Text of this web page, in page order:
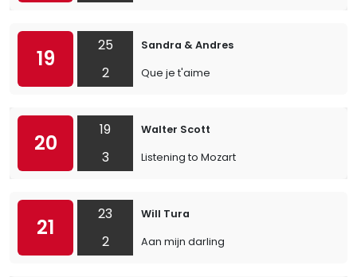
19
25
2
Sandra & Andres
Que je t'aime
20
19
3
Walter Scott
Listening to Mozart
21
23
2
Will Tura
Aan mijn darling